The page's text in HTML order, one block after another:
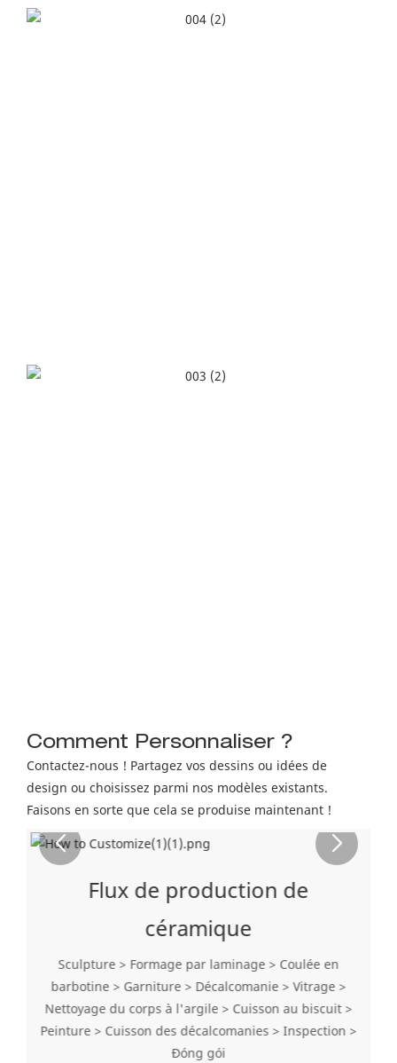
Comment Personnaliser ?
Contactez-nous ! Partagez vos dessins ou idées de
design ou choisissez parmi nos modèles existants.
Faisons en sorte que cela se produise maintenant !
Flux de production de
céramique
Sculpture > Formage par laminage > Coulée en
barbotine > Garniture > Décalcomanie > Vitrage >
Nettoyage du corps à l'argile > Cuisson au biscuit >
Peinture > Cuisson des décalcomanies > Inspection >
Đóng gói